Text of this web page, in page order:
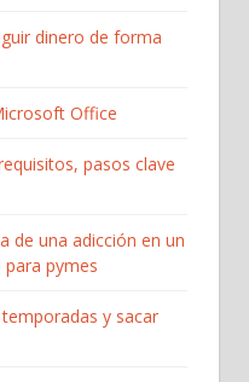
dinero de forma
Office
pasos clave
de una adicción en un
pymes
y sacar